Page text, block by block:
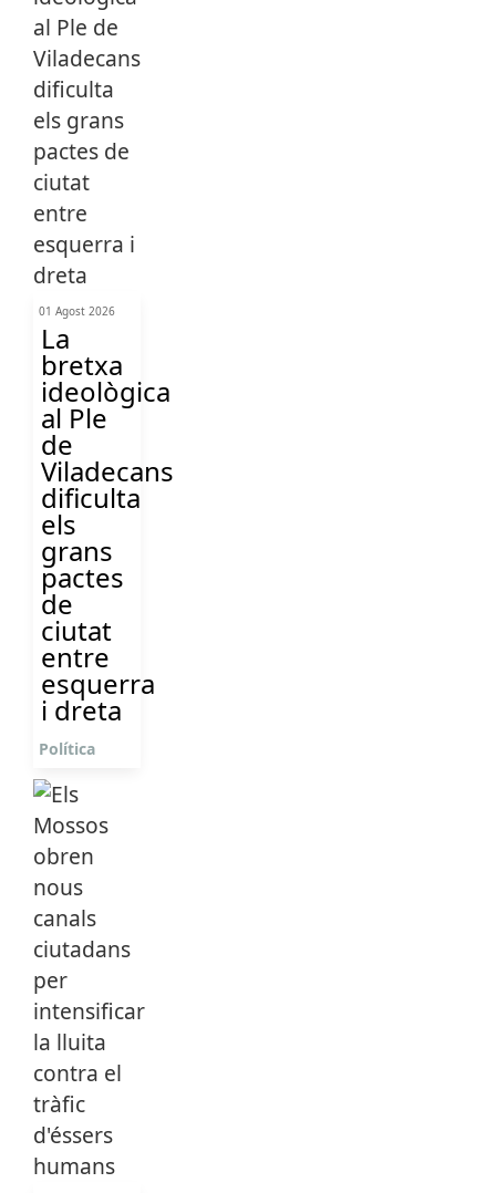
01 Agost 2026
La
bretxa
ideològica
al Ple
de
Viladecans
dificulta
els
grans
pactes
de
ciutat
entre
esquerra
i dreta
Política